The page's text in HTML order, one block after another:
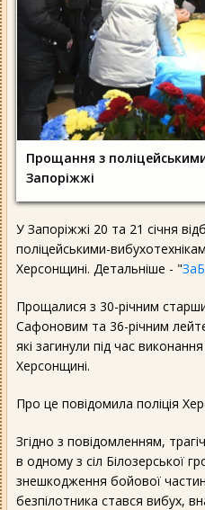
Прощання з
Запоріжжі
У Запоріжжі 20 та 21 січня
поліцейськими-
Херсонщині. Детальніше - "
Прощалися з 30-річним
Сафоновим та 36-річним
які загинули під час
Херсонщині.
Про це повідомила поліція
Згідно з повідомленням,
в одному з сіл Білозерської
знешкодження бойової
безпілотника стався вибух,